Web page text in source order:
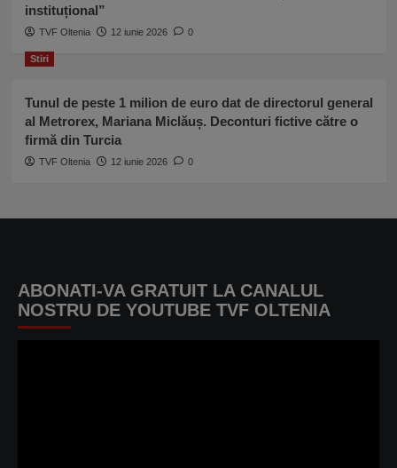
instituțional”
TVF Oltenia 12 iunie 2026 0
Stiri
Tunul de peste 1 milion de euro dat de directorul general
al Metrorex, Mariana Miclăuș. Deconturi fictive către o
firmă din Turcia
TVF Oltenia 12 iunie 2026 0
ABONATI-VA GRATUIT LA CANALUL
NOSTRU DE YOUTUBE TVF OLTENIA